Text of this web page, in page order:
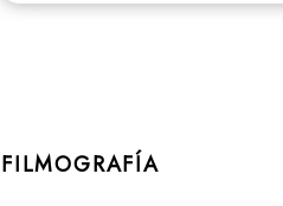
FILMOGRAFÍA